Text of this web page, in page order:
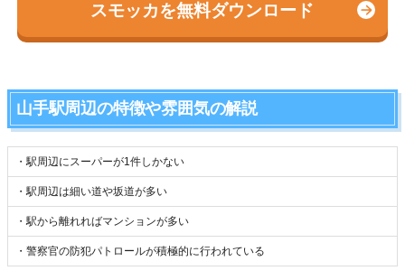
スモッカを無料ダウンロード
山手駅周辺の特徴や雰囲気の解説
・駅周辺にスーパーが1件しかない
・駅周辺は細い道や坂道が多い
・駅から離れればマンションが多い
・警察官の防犯パトロールが積極的に行われている